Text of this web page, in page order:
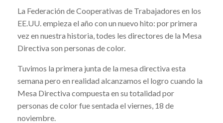
La Federación de Cooperativas de Trabajadores en los
EE.UU. empieza el año con un nuevo hito: por primera
vez en nuestra historia, todes les directores de la Mesa
Directiva son personas de color.
Tuvimos la primera junta de la mesa directiva esta
semana pero en realidad alcanzamos el logro cuando la
Mesa Directiva compuesta en su totalidad por
personas de color fue sentada el viernes, 18 de
noviembre.